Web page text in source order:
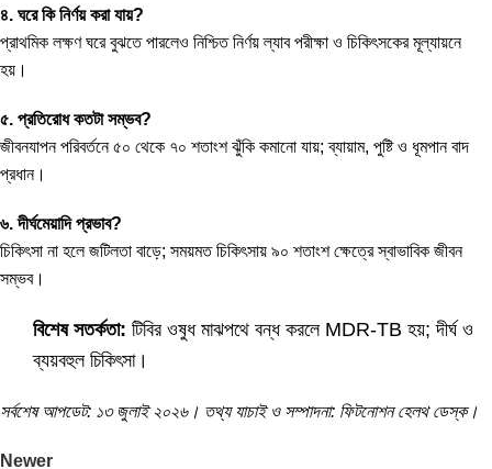
৪. ঘরে কি নির্ণয় করা যায়?
প্রাথমিক লক্ষণ ঘরে বুঝতে পারলেও নিশ্চিত নির্ণয় ল্যাব পরীক্ষা ও চিকিৎসকের মূল্যায়নে
হয়।
৫. প্রতিরোধ কতটা সম্ভব?
জীবনযাপন পরিবর্তনে ৫০ থেকে ৭০ শতাংশ ঝুঁকি কমানো যায়; ব্যায়াম, পুষ্টি ও ধূমপান বাদ
প্রধান।
৬. দীর্ঘমেয়াদি প্রভাব?
চিকিৎসা না হলে জটিলতা বাড়ে; সময়মত চিকিৎসায় ৯০ শতাংশ ক্ষেত্রে স্বাভাবিক জীবন
সম্ভব।
বিশেষ সতর্কতা: টিবির ওষুধ মাঝপথে বন্ধ করলে MDR-TB হয়; দীর্ঘ ও
ব্যয়বহুল চিকিৎসা।
সর্বশেষ আপডেট: ১৩ জুলাই ২০২৬। তথ্য যাচাই ও সম্পাদনা: ফিটনোশন হেলথ ডেস্ক।
Newer